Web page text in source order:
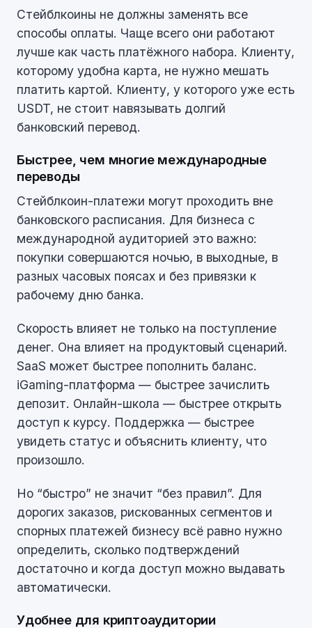
Стейблкоины не должны заменять все
способы оплаты. Чаще всего они работают
лучше как часть платёжного набора. Клиенту,
которому удобна карта, не нужно мешать
платить картой. Клиенту, у которого уже есть
USDT, не стоит навязывать долгий
банковский перевод.
Быстрее, чем многие международные
переводы
Стейблкоин-платежи могут проходить вне
банковского расписания. Для бизнеса с
международной аудиторией это важно:
покупки совершаются ночью, в выходные, в
разных часовых поясах и без привязки к
рабочему дню банка.
Скорость влияет не только на поступление
денег. Она влияет на продуктовый сценарий.
SaaS может быстрее пополнить баланс.
iGaming-платформа — быстрее зачислить
депозит. Онлайн-школа — быстрее открыть
доступ к курсу. Поддержка — быстрее
увидеть статус и объяснить клиенту, что
произошло.
Но “быстро” не значит “без правил”. Для
дорогих заказов, рискованных сегментов и
спорных платежей бизнесу всё равно нужно
определить, сколько подтверждений
достаточно и когда доступ можно выдавать
автоматически.
Удобнее для криптоаудитории